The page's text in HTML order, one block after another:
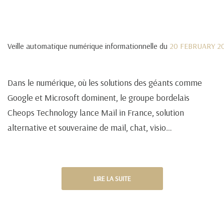
Veille automatique numérique informationnelle du 20 FEBRUARY
Dans le numérique, où les solutions des géants comme
Google et Microsoft dominent, le groupe bordelais
Cheops Technology lance Mail in France, solution
alternative et souveraine de mail, chat, visio…
LIRE LA SUITE